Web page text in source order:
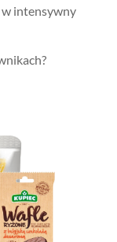
w intensywny